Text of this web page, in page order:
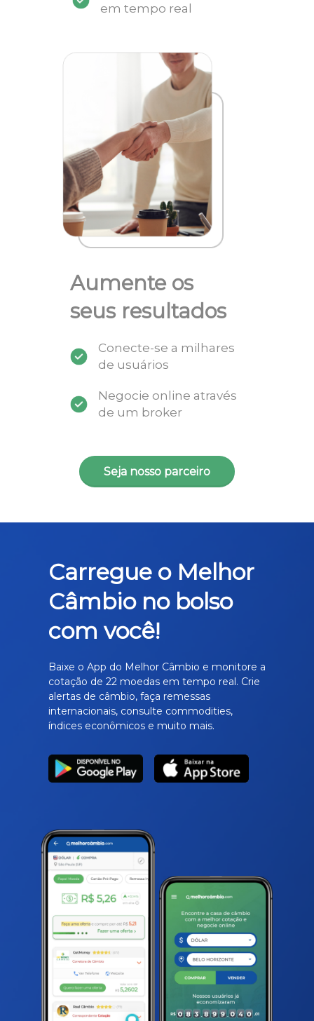
em tempo real
Aumente os
seus resultados
Conecte-se a milhares
de usuários
Negocie online através
de um broker
Seja nosso parceiro
Carregue o Melhor
Câmbio no bolso
com você!
Baixe o App do Melhor Câmbio e monitore a
cotação de 22 moedas em tempo real. Crie
alertas de câmbio, faça remessas
internacionais, consulte commodities,
índices econômicos e muito mais.